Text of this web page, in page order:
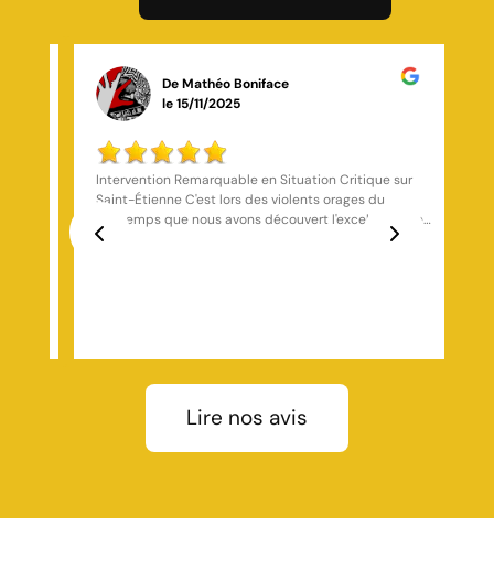
De Stefan Horvath
le 03/03/2026
Bien
Lire nos avis